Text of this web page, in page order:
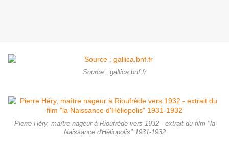
Source : gallica.bnf.fr
Pierre Héry, maître nageur à Rioufrède vers 1932 - extrait du film "la
Naissance d'Héliopolis" 1931-1932